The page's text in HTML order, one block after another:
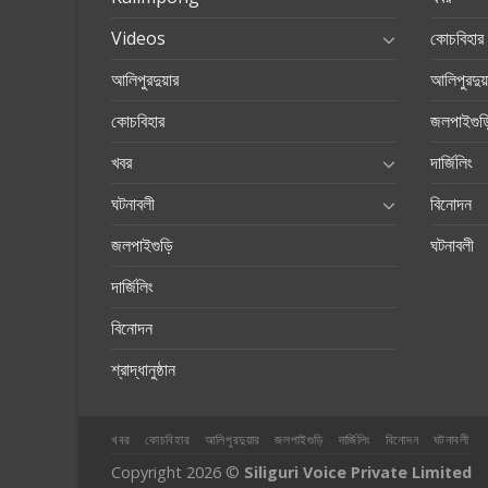
Videos
আলিপুরদুয়ার
কোচবিহার
খবর
ঘটনাবলী
জলপাইগুড়ি
দার্জিলিং
বিনোদন
শ্রাদ্ধানুষ্ঠান
কোচবিহার
দার্জিলিং
বিনোদন
ঘটনাবলী
খবর কোচবিহার আলিপুরদুয়ার জলপাইগুড়ি দার্জিলিং বিনোদন ঘটনাবলী
Copyright 2026 © Siliguri Voice Private Limited